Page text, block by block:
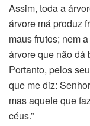
Assim, toda a
árvore má produz
maus frutos; nem
árvore que não dá
Portanto, pelos
que me diz:
mas aquele que
céus.”